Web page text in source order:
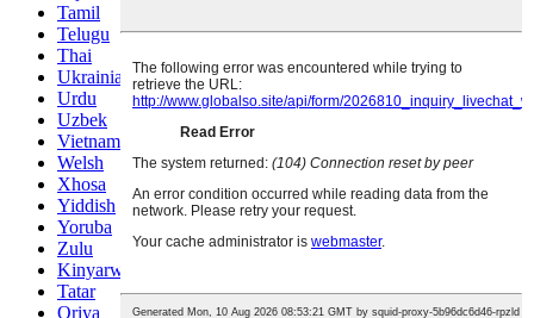
Tamil
Telugu
Thai
Ukrainian
Urdu
Uzbek
Vietnamese
Welsh
Xhosa
Yiddish
Yoruba
Zulu
Kinyarwanda
Tatar
Oriya